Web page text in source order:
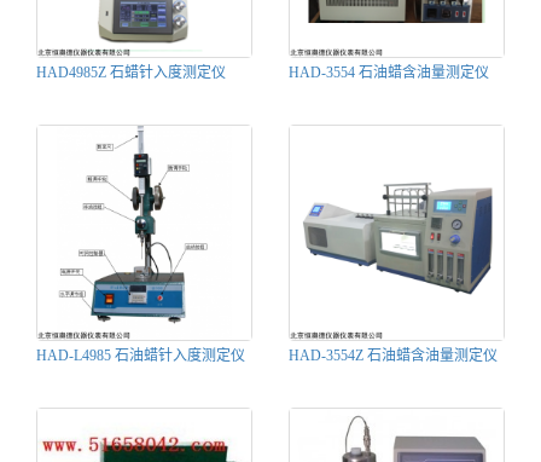
HAD4985Z 石蜡针入度测定仪 HAD-3554 石油蜡含油量测定仪
HAD-L4985 石油蜡针入度测定仪 HAD-3554Z 石油蜡含油量测定仪